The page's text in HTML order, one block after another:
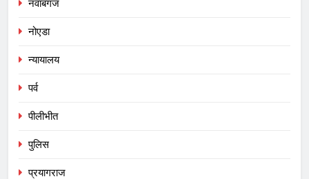
नवाबगंज
नोएडा
न्यायालय
पर्व
पीलीभीत
पुलिस
प्रयागराज